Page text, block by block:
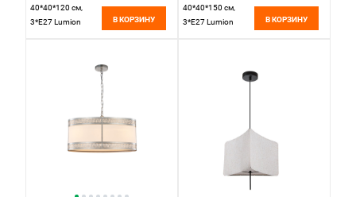
40*40*120 см,
3*E27 Lumion
В КОРЗИНУ
40*40*150 см,
3*E27 Lumion
В КОРЗИНУ